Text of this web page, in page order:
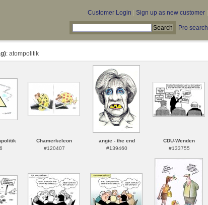
Customer Login Sign up as new customer|
Pro search
: atompolitik
Chamerkeleon
#120407
angie - the end
#139460
CDU-Wenden
#133755